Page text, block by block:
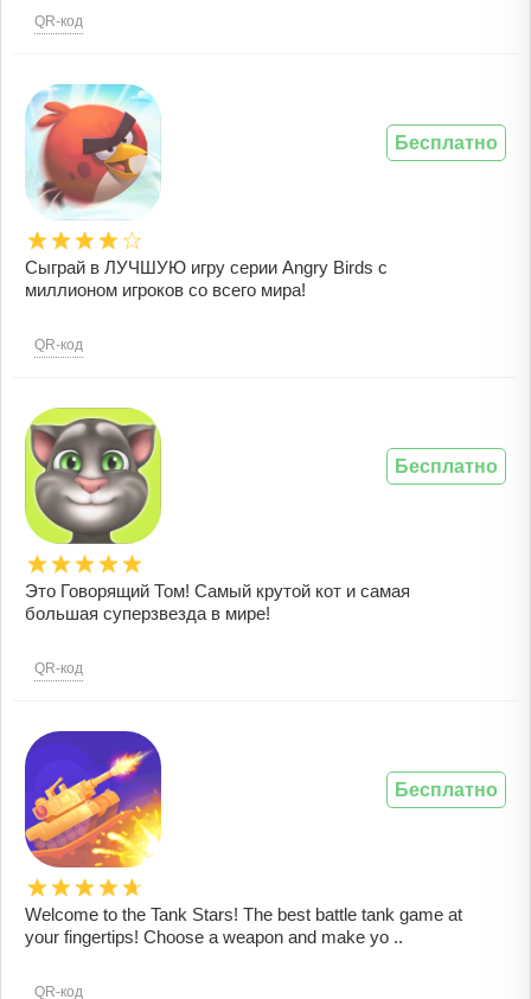
QR-код
Сыграй в ЛУЧШУЮ игру серии Angry Birds c
миллионом игроков со всего мира!
QR-код
Бесплатно
Это Говорящий Том! Самый крутой кот и самая
большая суперзвезда в мире!
QR-код
Бесплатно
Welcome to the Tank Stars! The best battle tank game at
your fingertips! Choose a weapon and make yo ..
QR-код
Бесплатно